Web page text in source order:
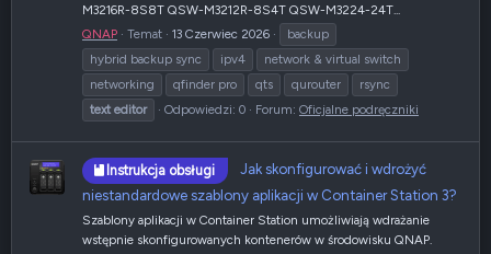
M3216R-8S8T QSW-M3212R-8S4T QSW-M3224-24T...
QNAP
Temat 13 Czerwiec 2026
backup
hybrid backup sync
ipv4
network & virtual switch
networking
qfinder pro qts qurouter
rsync
text editor Odpowiedzi: 0 Forum: Oficjalne podręczniki
Instrukcja obsługi
Jak skonfigurować i wdrożyć
niestandardowe szablony aplikacji w Container Station 3?
Szablony aplikacji w Container Station umożliwiają wdrażanie
wstępnie skonfigurowanych kontenerów w środowisku QNAP.